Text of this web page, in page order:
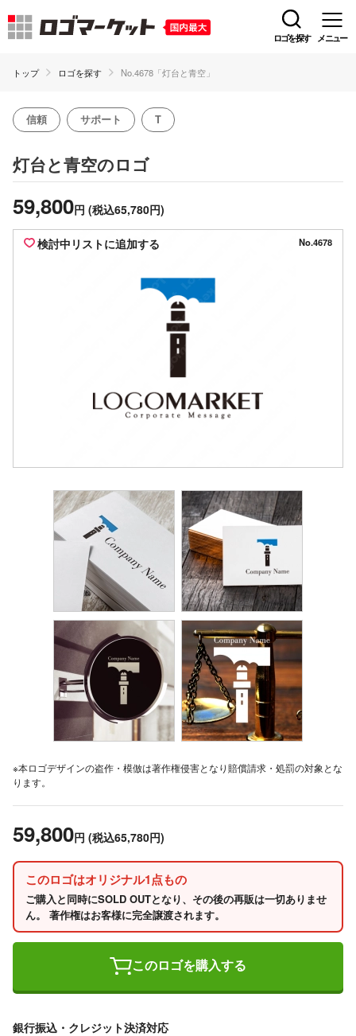
ロゴを探す メニュー
トップ ロゴを探す No.4678「灯台と青空」
信頼 サポート T
灯台と青空のロゴ
59,800円 (税込65,780円)
検討中リストに追加する No.4678
※本ロゴデザインの盗作・模倣は著作権侵害となり賠償請求・処罰の対象とな
ります。
59,800円 (税込65,780円)
このロゴはオリジナル1点もの
ご購入と同時にSOLD OUTとなり、その後の再販は一切ありませ
ん。 著作権はお客様に完全譲渡されます。
このロゴを購入する
銀行振込・クレジット決済対応